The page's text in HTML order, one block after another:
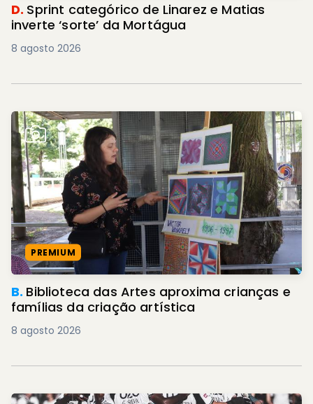
D. Sprint categórico de Linarez e Matias
inverte ‘sorte’ da Mortágua
8 agosto 2026
PREMIUM
B. Biblioteca das Artes aproxima crianças e
famílias da criação artística
8 agosto 2026